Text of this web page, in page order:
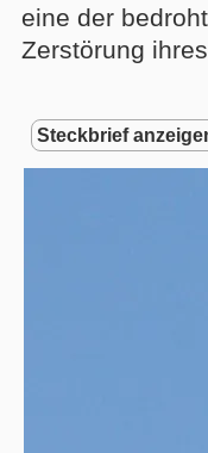
eine der
Zerstörung
Steckbrief